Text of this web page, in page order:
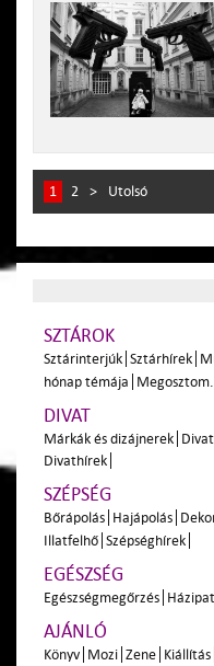
1 2 > Utolsó
SZTÁROK
Sztárinterjúk Sztárhírek
hónap témája
DIVAT
Márkák és dizájnerek
Divathírek
SZÉPSÉG
Bőrápolás Hajápolás
Illatfelhő Szépséghírek
EGÉSZSÉG
Egészségmegőrzés
AJÁNLÓ
Könyv Mozi Zene Kiállítás